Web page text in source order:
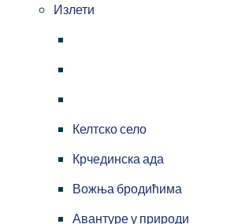
Излети
Келтско село
Крчединска ада
Вожња бродићима
Авантуре у природи